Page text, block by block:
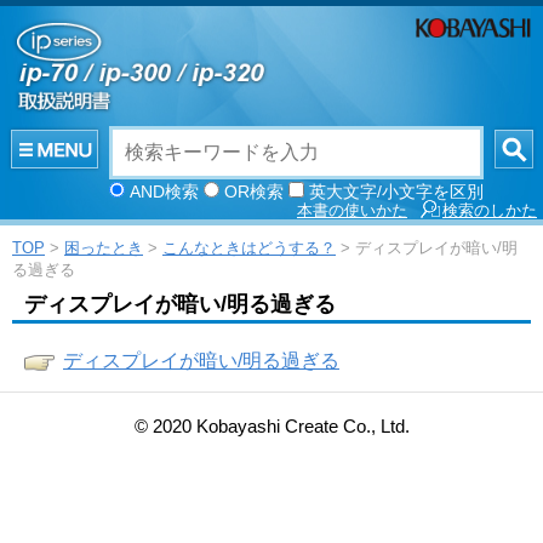
AND検索 OR検索 英大文字/小文字を区別
検索のしかた
本書の使いかた
TOP > 困ったとき > こんなときはどうする？ > ディスプレイが暗い/明
る過ぎる
ディスプレイが暗い/明る過ぎる
ディスプレイが暗い/明る過ぎる
© 2020 Kobayashi Create Co., Ltd.